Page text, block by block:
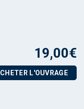
19,00€
L'OUVRAGE